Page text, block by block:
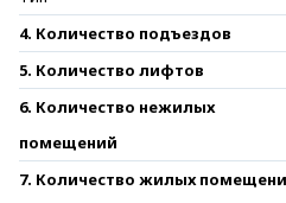
4. Количество подъездов
5. Количество лифтов
6. Количество нежилых
помещений
7. Количество жилых